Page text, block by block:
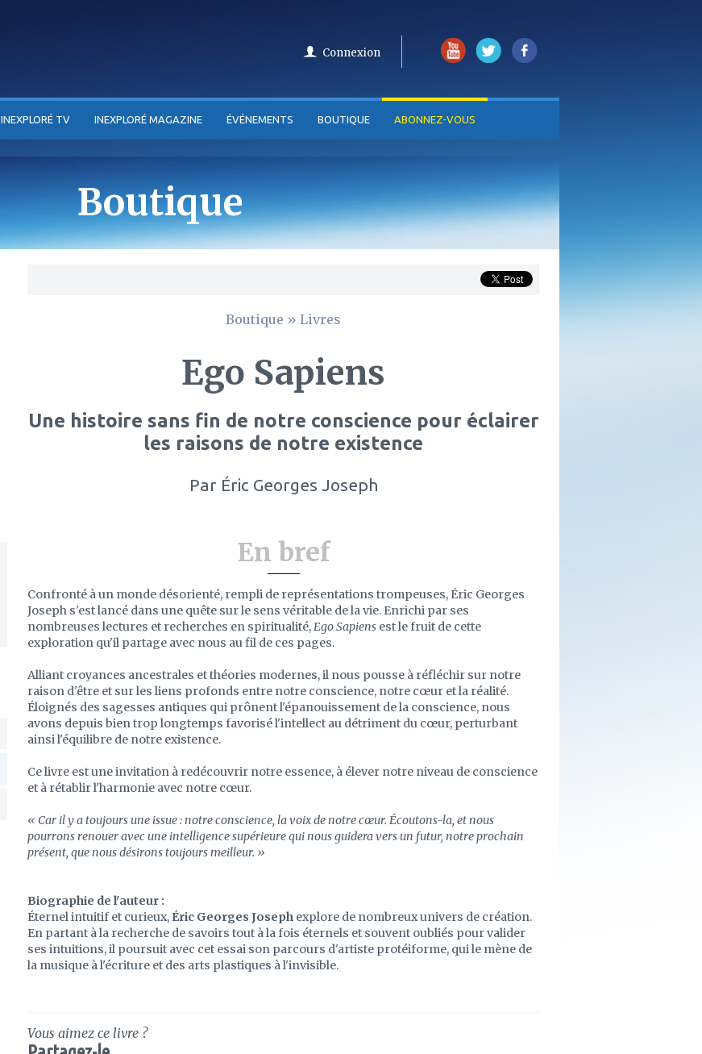
Connexion
INEXPLORÉ TV INEXPLORÉ MAGAZINE ÉVÉNEMENTS BOUTIQUE ABONNEZ-VOUS
Boutique
Boutique » Livres
Ego Sapiens
Une histoire sans fin de notre conscience pour éclairer
les raisons de notre existence
ParÉric Georges Joseph
En bref
Confronté à un monde désorienté, rempli de représentations trompeuses, Éric Georges
Joseph s'est lancé dans une quête sur le sens véritable de la vie. Enrichi par ses
nombreuses lectures et recherches en spiritualité,Ego Sapiens est le fruit de cette
exploration qu'il partage avec nous au fil de ces pages.
Alliant croyances ancestrales et théories modernes, il nous pousse à réfléchir sur notre
raison d'être et sur les liens profonds entre notre conscience, notre cœur et la réalité.
Éloignés des sagesses antiques qui prônent l'épanouissement de la conscience, nous
avons depuis bien trop longtemps favorisé l'intellect au détriment du cœur, perturbant
ainsi l'équilibre de notre existence.
Ce livre est une invitation à redécouvrir notre essence, à élever notre niveau de conscience
et à rétablir l'harmonie avec notre cœur.
« Car il y a toujours une issue : notre conscience, la voix de notre cœur. Écoutons-la, et nous
pourrons renouer avec une intelligence supérieure qui nous guidera vers un futur, notre prochain
présent, que nous désirons toujours meilleur. »
Biographie de l'auteur :
Éternel intuitif et curieux, Éric Georges Joseph explore de nombreux univers de création.
En partant à la recherche de savoirs tout à la fois éternels et souvent oubliés pour valider
ses intuitions, il poursuit avec cet essai son parcours d'artiste protéiforme, qui le mène de
la musique à l'écriture et des arts plastiques à l'invisible.
Vous aimez ce livre ?